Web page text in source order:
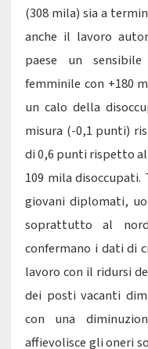
(308 mila) sia a
anche il lavoro
paese un
femminile con +180
un calo della
misura (-0,1 punti)
di 0,6 punti rispetto
109 mila
giovani diplomati,
soprattutto al
confermano i dati di
lavoro con il ridursi
dei posti vacanti
con una
affievolisce gli oneri